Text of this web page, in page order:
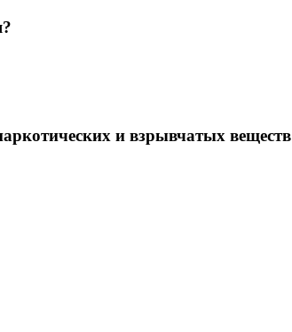
и взрывчатых веществ